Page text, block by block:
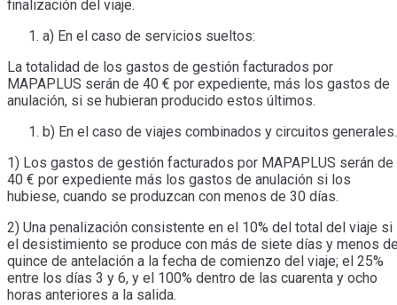
finalización del viaje.
a) En el caso de servicios sueltos:
La totalidad de los gastos de gestión facturados por
MAPAPLUS serán de 40 € por expediente, más los gastos de
anulación, si se hubieran producido estos últimos.
b) En el caso de viajes combinados y circuitos generales.
1) Los gastos de gestión facturados por MAPAPLUS serán de
40 € por expediente más los gastos de anulación si los
hubiese, cuando se produzcan con menos de 30 días.
2) Una penalización consistente en el 10% del total del viaje si
el desistimiento se produce con más de siete días y menos
quince de antelación a la fecha de comienzo del viaje; el 25%
entre los días 3 y 6, y el 100% dentro de las cuarenta y ocho
horas anteriores a la salida.